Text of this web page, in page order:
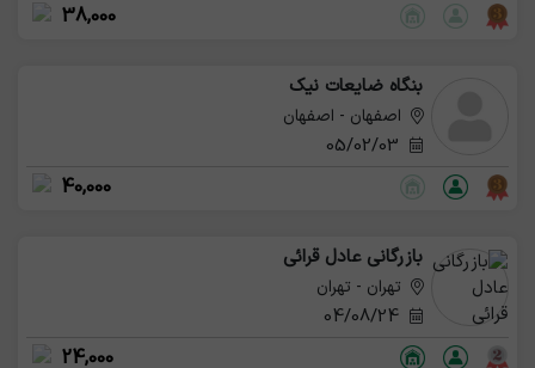
38,000
بنگاه ضایعات نیک
اصفهان - اصفهان
40,000
بازرگانی عادل قرائی
تهران - تهران
04/08/24
24,000